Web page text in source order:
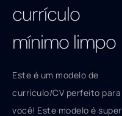
currículo
mínimo limpo
Este é um modelo de
currículo/CV perfeito para
você! Este modelo é super